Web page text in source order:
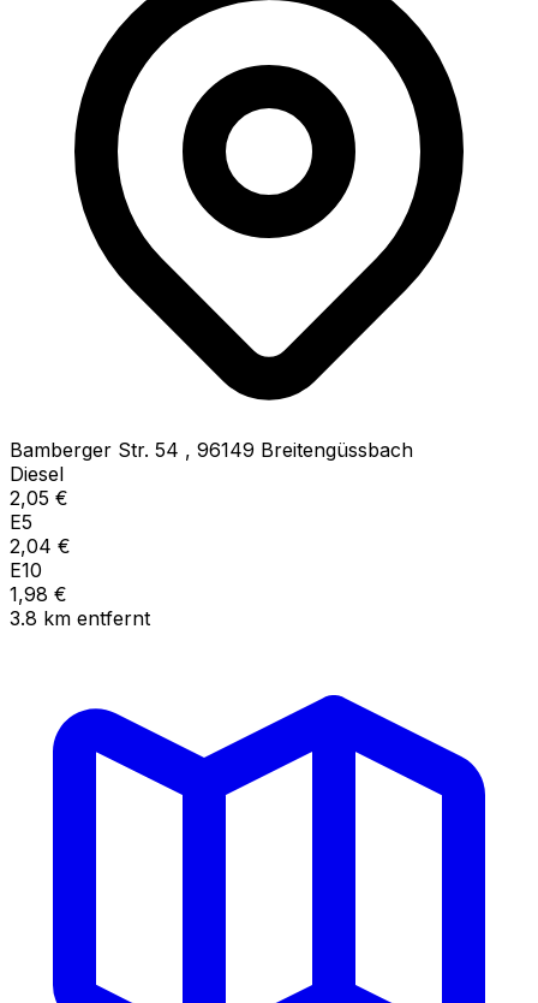
Bamberger Str. 54 , 96149 Breitengüssbach
Diesel
2,05 €
E5
2,04 €
E10
1,98 €
3.8 km entfernt